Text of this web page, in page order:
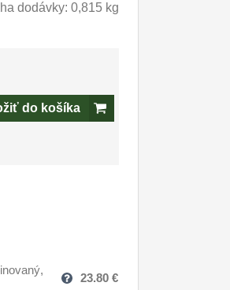
dodávky: 0,815 kg
do košíka
23.80 €